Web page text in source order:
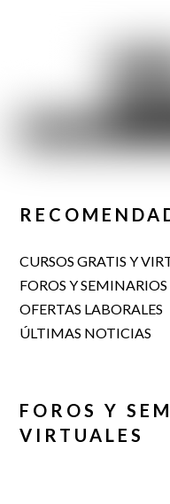
CURSOS GRATIS Y
FOROS Y
OFERTAS LABORALES
ÚLTIMAS NOTICIAS
FOROS Y
VIRTUALES